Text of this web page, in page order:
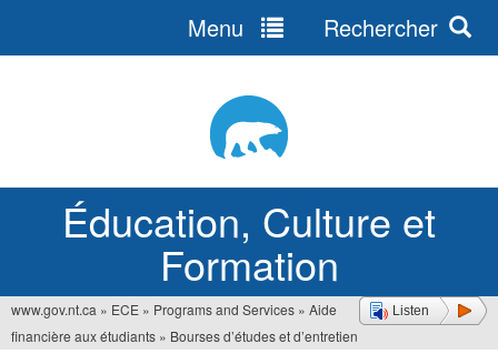
Éducation, Culture et
Formation
Menu Rechercher
Listen
Vous
www.gov.nt.ca » ECE » Programs and Services » Aide
financière aux étudiants » Bourses d’études et d’entretien